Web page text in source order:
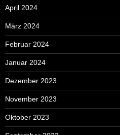
April 2024
März 2024
Februar 2024
Januar 2024
Dezember 2023
November 2023
Oktober 2023